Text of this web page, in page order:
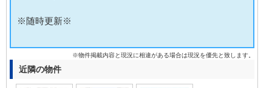
※随時更新※
※物件掲載内容と現況に相違がある場合は現況を優先と致します。
近隣の物件